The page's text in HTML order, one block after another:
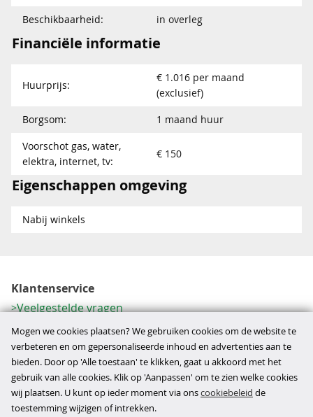
Beschikbaarheid:
in overleg
Financiële informatie
Huurprijs:
€ 1.016 per maand
(exclusief)
Borgsom:
1 maand huur
Voorschot gas, water,
elektra, internet, tv:
€ 150
Eigenschappen omgeving
Nabij winkels
Klantenservice
Veelgestelde vragen
Contactformulier
Herroeping
Over ons
Bedrijfsgegevens
Werkwijze
Mogen we cookies plaatsen? We gebruiken cookies om de website te
verbeteren en om gepersonaliseerde inhoud en advertenties aan te
bieden. Door op 'Alle toestaan' te klikken, gaat u akkoord met het
gebruik van alle cookies. Klik op 'Aanpassen' om te zien welke cookies
wij plaatsen. U kunt op ieder moment via onscookiebeleid de
toestemming wijzigen of intrekken.